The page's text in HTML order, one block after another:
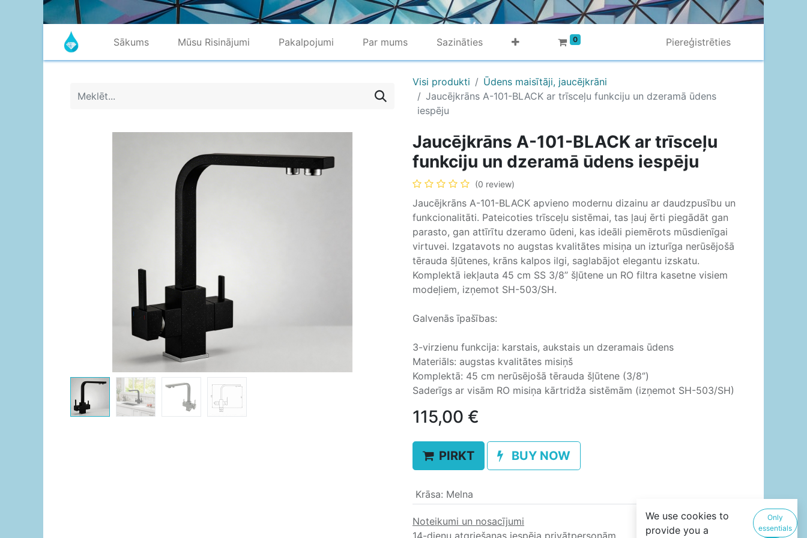
Sākums Mūsu Risinājumi Pakalpojumi Par mums Sazināties 0 Piereģistrēties
Visi produkti
Ūdens maisītāji, jaucējkrāni
Jaucējkrāns A-101-BLACK ar trīsceļu funkciju un dzeramā ūdens
iespēju
Jaucējkrāns A-101-BLACK ar trīsceļu
funkciju un dzeramā ūdens iespēju
(0 review)
Jaucējkrāns A-101-BLACK apvieno modernu dizainu ar daudzpusību un
funkcionalitāti. Pateicoties trīsceļu sistēmai, tas ļauj ērti piegādāt gan
parasto, gan attīrītu dzeramo ūdeni, kas ideāli piemērots mūsdienīgai
virtuvei. Izgatavots no augstas kvalitātes misiņa un izturīga nerūsējošā
tērauda šļūtenes, krāns kalpos ilgi, saglabājot elegantu izskatu.
Komplektā iekļauta 45 cm SS 3/8’’ šļūtene un RO filtra kasetne visiem
modeļiem, izņemot SH-503/SH.
Galvenās īpašības:
3-virzienu funkcija: karstais, aukstais un dzeramais ūdens
Materiāls: augstas kvalitātes misiņš
Komplektā: 45 cm nerūsējošā tērauda šļūtene (3/8‘’)
Saderīgs ar visām RO misiņa kārtridža sistēmām (izņemot SH-503/SH)
115,00 €
PIRKT BUY NOW
Krāsa: Melna
Noteikumi un nosacījumi
14-dienu atgriešanas iespēja privātpersonām
We use cookies to
provide you a
Only
essentials